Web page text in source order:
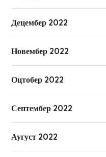
Децембер 2022
Новембер 2022
Оцтобер 2022
Септембер 2022
Аугуст 2022